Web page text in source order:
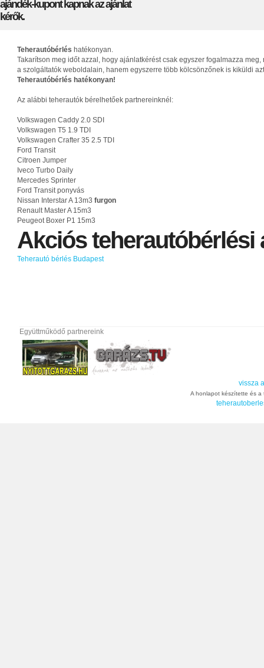
ajándék-kupont kapnak az ajánlat
kérők.
Teherautóbérlés hatékonyan.
Takarítson meg időt azzal, hogy ajánlatkérést csak egyszer fogalmazza
a szolgáltatók weboldalain, hanem egyszerre több kölcsönzőnek is kiküldi
Teherautóbérlés hatékonyan!
Az alábbi teherautók bérelhetőek partnereinknél:
Volkswagen Caddy 2.0 SDI
Volkswagen T5 1.9 TDI
Volkswagen Crafter 35 2.5 TDI
Ford Transit
Citroen Jumper
Iveco Turbo Daily
Mercedes Sprinter
Ford Transit ponyvás
Nissan Interstar A 13m3 furgon
Renault Master A 15m3
Peugeot Boxer P1 15m3
Akciósteherautóbérlési
Teherautó bérlés Budapest
Együttműködő partnereink
vissza
A honlapot készítette és